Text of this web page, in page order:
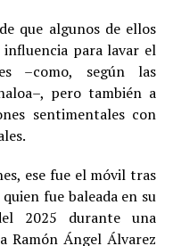
que algunos de ellos
para lavar el
–como, según las
pero también a
sentimentales con
ese fue el móvil tras
fue baleada en su
2025 durante una
Ramón Ángel Álvarez